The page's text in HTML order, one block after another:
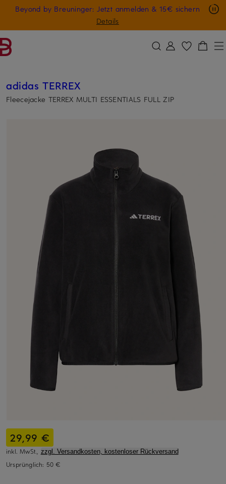
ZUM HAUPTINHALT ÜBERSPRINGEN
Beyond by Breuninger: Jetzt anmelden & 15€ sichern
Details
Nur in der App: -10 € auf digitale Geschenkkarten
GESCHENK20
adidas TERREX
Fleecejacke TERREX MULTI ESSENTIALS FULL ZIP
29,99 €
inkl. MwSt., zzgl. Versandkosten, kostenloser Rückversand
Ursprünglich: 50 €